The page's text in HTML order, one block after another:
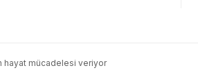
hayat mücadelesi veriyor